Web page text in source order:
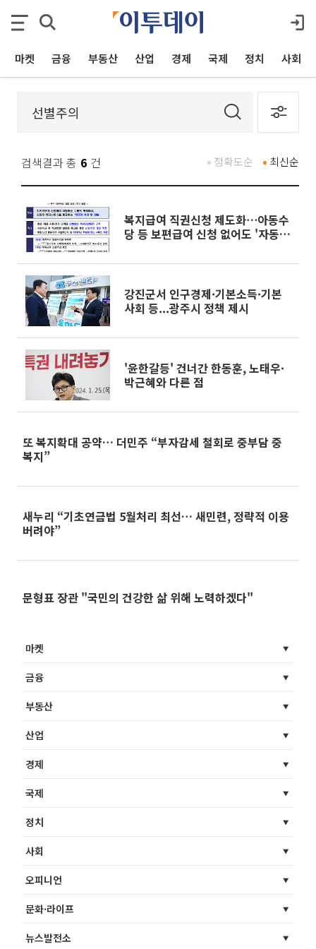
마켓 금융 부동산 산업 경제 국제 정치 사회
검색결과 총 6 건 최신순
정확도순
복지급여 직권신청 제도화⋯아동수
당 등 보편급여 신청 없어도 '자동지
강진군서 인구경제·기본소득·기본
사회 등...광주시 정책 제시
'윤한갈등' 건너간 한동훈, 노태우·
박근혜와 다른 점
또 복지확대 공약… 더민주 “부자감세 철회로 중부담 중
복지”
새누리 “기초연금법 5월처리 최선… 새민련, 정략적 이용
버려야”
문형표 장관 "국민의 건강한 삶 위해 노력하겠다"
마켓
금융
부동산
산업
경제
국제
정치
사회
오피니언
문화·라이프
뉴스발전소